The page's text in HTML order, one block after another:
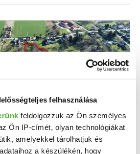
felhasználása
feldolgozzuk az Ön személyes
Ön IP-címét, olyan technológiákat
amelyekkel tárolhatjuk és
a készülékén, hogy
2
- Eladó telek